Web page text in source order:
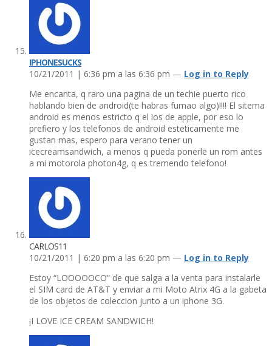
IPHONESUCKS
10/21/2011 | 6:36 pm a las 6:36 pm — Log in to Reply
Me encanta, q raro una pagina de un techie puerto rico
hablando bien de android(te habras fumao algo)!!!! El sitema
android es menos estricto q el ios de apple, por eso lo
prefiero y los telefonos de android esteticamente me
gustan mas, espero para verano tener un
icecreamsandwich, a menos q pueda ponerle un rom antes
a mi motorola photon4g, q es tremendo telefono!
CARLOS11
10/21/2011 | 6:20 pm a las 6:20 pm — Log in to Reply
Estoy “LOOOOOCO” de que salga a la venta para instalarle
el SIM card de AT&T y enviar a mi Moto Atrix 4G a la gabeta
de los objetos de coleccion junto a un iphone 3G.
¡I LOVE ICE CREAM SANDWICH!